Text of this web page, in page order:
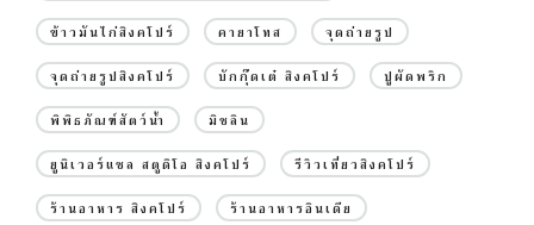
ข้าวมันไก่สิงคโปร์ คายาโทส จุดถ่ายรูป
จุดถ่ายรูปสิงคโปร์ บักกุ๊ดเต๋ สิงคโปร์ ปูผัดพริก
พิพิธภัณฑ์สัตว์น้ำ มิชลิน
ยูนิเวอร์แซล สตูดิโอ สิงคโปร์ รีวิวเที่ยวสิงคโปร์
ร้านอาหาร สิงคโปร์ ร้านอาหารอินเดีย